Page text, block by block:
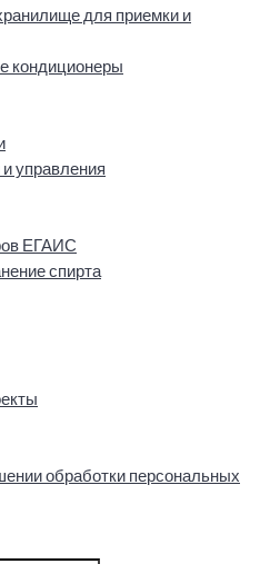
для приемки и
кондиционеры
управления
ЕГАИС
спирта
обработки персональных